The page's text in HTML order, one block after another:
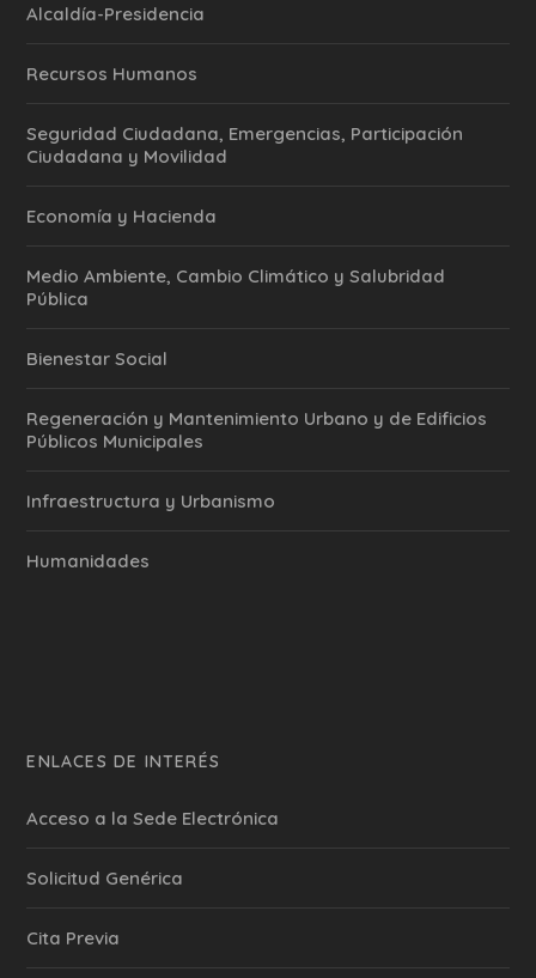
Alcaldía-Presidencia
Recursos Humanos
Seguridad Ciudadana, Emergencias, Participación
Ciudadana y Movilidad
Economía y Hacienda
Medio Ambiente, Cambio Climático y Salubridad
Pública
Bienestar Social
Regeneración y Mantenimiento Urbano y de Edificios
Públicos Municipales
Infraestructura y Urbanismo
Humanidades
ENLACES DE INTERÉS
Acceso a la Sede Electrónica
Solicitud Genérica
Cita Previa